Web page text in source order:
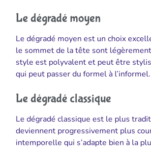
Le dégradé moyen
Le dégradé moyen est un choix
le sommet de la tête sont
style est polyvalent et peut être
qui peut passer du formel à l’informel.
Le dégradé classique
Le dégradé classique est le plus
deviennent progressivement plus
intemporelle qui s’adapte bien à la